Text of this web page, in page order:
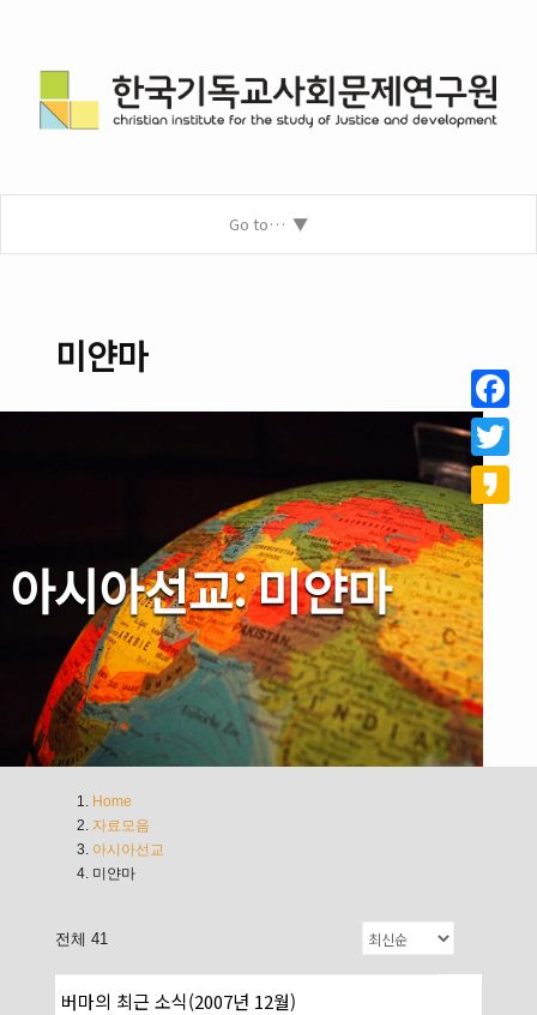
Go to…
미얀마
아시아선교: 미얀마
Home
자료모음
아시아선교
미얀마
전체 41
버마의 최근 소식(2007년 12월)
Twitter
Kakao